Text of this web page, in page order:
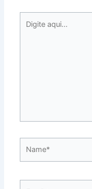
aqui...